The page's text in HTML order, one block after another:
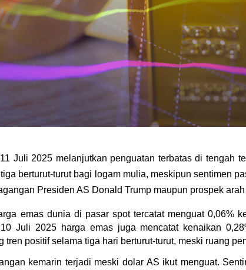
Juli 2025 melanjutkan penguatan terbatas di tengah
berturut-turut bagi logam mulia, meskipun sentimen
Presiden AS Donald Trump maupun prospek
emas dunia di pasar spot tercatat menguat 0,06%
Juli 2025 harga emas juga mencatat kenaikan
tren positif selama tiga hari berturut-turut, meski ruang
kemarin terjadi meski dolar AS ikut menguat.